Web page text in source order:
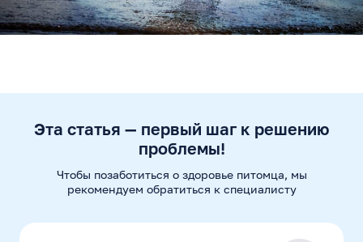
Эта статья — первый шаг к решению
проблемы!
Чтобы позаботиться о здоровье питомца, мы
рекомендуем обратиться к специалисту